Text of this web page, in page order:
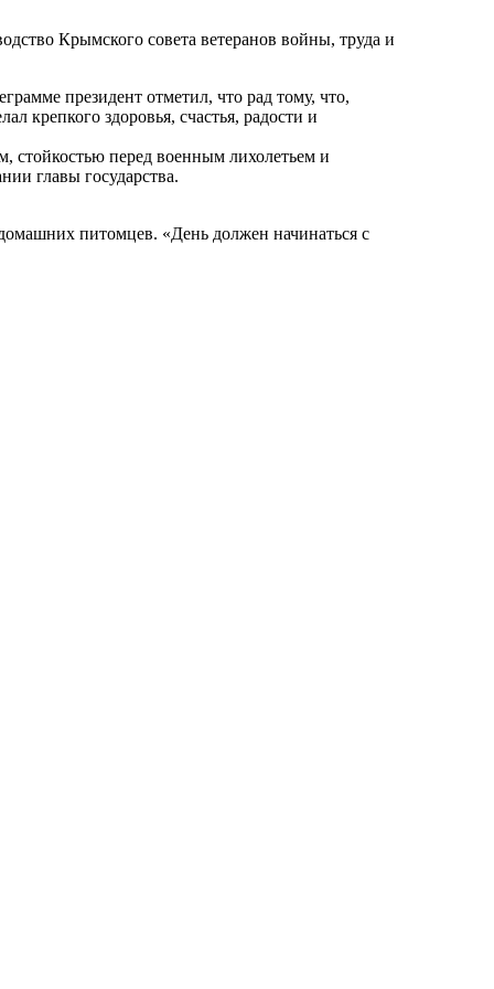
Крымского совета ветеранов войны, труда и
президент отметил, что рад тому, что,
крепкого здоровья, счастья, радости и
перед военным лихолетьем и
главы государства.
питомцев. «День должен начинаться с